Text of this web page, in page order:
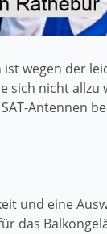
wegen der
sich nicht
Antennen
und eine
das